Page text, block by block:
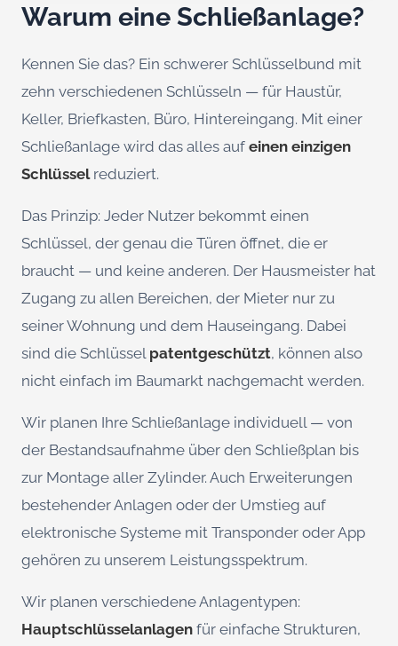
Warum eine Schließanlage?
Kennen Sie das? Ein schwerer Schlüsselbund mit
zehn verschiedenen Schlüsseln — für Haustür,
Keller, Briefkasten, Büro, Hintereingang. Mit einer
Schließanlage wird das alles auf einen einzigen
Schlüsselreduziert.
Das Prinzip: Jeder Nutzer bekommt einen
Schlüssel, der genau die Türen öffnet, die er
braucht — und keine anderen. Der Hausmeister hat
Zugang zu allen Bereichen, der Mieter nur zu
seiner Wohnung und dem Hauseingang. Dabei
sind die Schlüssel patentgeschützt, können also
nicht einfach im Baumarkt nachgemacht werden.
Wir planen Ihre Schließanlage individuell — von
der Bestandsaufnahme über den Schließplan bis
zur Montage aller Zylinder. Auch Erweiterungen
bestehender Anlagen oder der Umstieg auf
elektronische Systeme mit Transponder oder App
gehören zu unserem Leistungsspektrum.
Wir planen verschiedene Anlagentypen:
Hauptschlüsselanlagen für einfache Strukturen,